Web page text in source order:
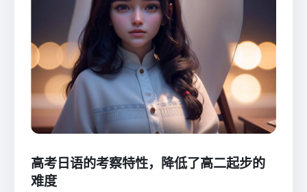
高考日语的考察特性，降低了高二起步的
难度